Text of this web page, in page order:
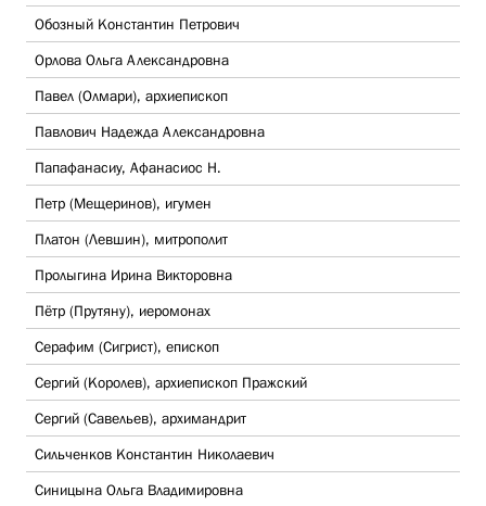
Обозный Константин Петрович
Орлова Ольга Александровна
Павел (Олмари), архиепископ
Павлович Надежда Александровна
Папафанасиу, Афанасиос Н.
Петр (Мещеринов), игумен
Платон (Левшин), митрополит
Пролыгина Ирина Викторовна
Пётр (Прутяну), иеромонах
Серафим (Сигрист), епископ
Сергий (Королев), архиепископ Пражский
Сергий (Савельев), архимандрит
Сильченков Константин Николаевич
Синицына Ольга Владимировна